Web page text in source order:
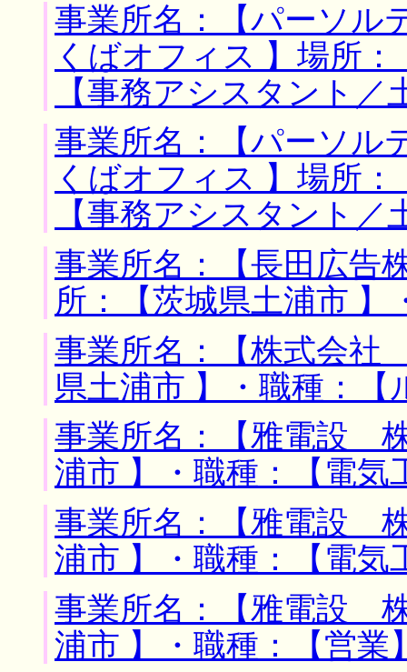
事業所名：【パーソ
くばオフィス 】場所
【事務アシスタント／
事業所名：【パーソ
くばオフィス 】場所
【事務アシスタント／
事業所名：【長田広告
所：【茨城県土浦市 】
事業所名：【株式会社
県土浦市 】・職種：【
事業所名：【雅電設
浦市 】・職種：【電気
事業所名：【雅電設
浦市 】・職種：【電気
事業所名：【雅電設
浦市 】・職種：【営業